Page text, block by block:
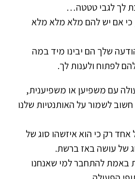
לך לגבי טטטה…
כי אם יש להם מלא מלא מלא
שלך הם יבינו מיד במה
לפתוח ולענות לך.
עם משפיען או משפיענית,
לשמור על האותנטיות שלנו
רק כי הוא איזשהו סוג של
של עושה באז ברשת.
באמת להתחבר למי שאנחנו